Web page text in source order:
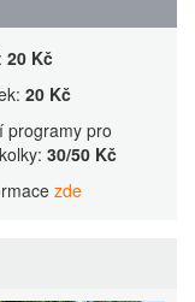
20 Kč
20 Kč
programy pro
30/50 Kč
zde